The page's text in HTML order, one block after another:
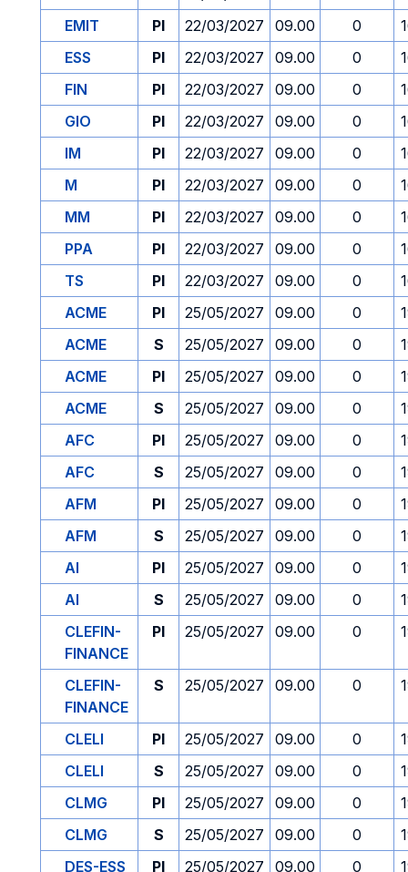
EMIT
PI 22/03/2027 09.00 0
ESS
PI 22/03/2027 09.00 0
FIN
PI 22/03/2027 09.00 0
GIO
PI 22/03/2027 09.00 0
IM
PI 22/03/2027 09.00 0
M
PI 22/03/2027 09.00 0
MM
PI 22/03/2027 09.00 0
PPA
PI 22/03/2027 09.00 0
TS
PI 22/03/2027 09.00 0
ACME
PI 25/05/2027 09.00 0
ACME
S 25/05/2027 09.00 0
ACME
PI 25/05/2027 09.00 0
ACME
S 25/05/2027 09.00 0
AFC
PI 25/05/2027 09.00 0
AFC
S 25/05/2027 09.00 0
AFM
PI 25/05/2027 09.00 0
AFM
S 25/05/2027 09.00 0
AI
PI 25/05/2027 09.00 0
AI
S 25/05/2027 09.00 0
CLEFIN-
FINANCE
PI 25/05/2027 09.00 0
CLEFIN-
FINANCE
S 25/05/2027 09.00 0
CLELI PI 25/05/2027 09.00 0
CLELI
S 25/05/2027 09.00 0
CLMG
PI 25/05/2027 09.00 0
CLMG
S 25/05/2027 09.00 0
DES-ESS
PI 25/05/2027 09.00 0